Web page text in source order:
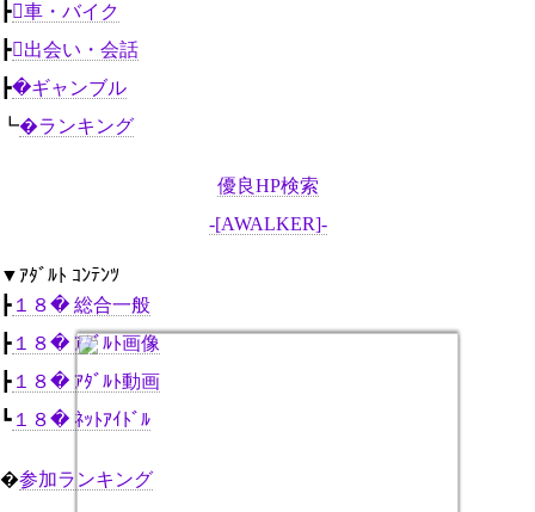
┣車・バイク
┣出会い・会話
┣�ギャンブル
┗�ランキング
優良HP検索
-[AWALKER]-
▼ｱﾀﾞﾙﾄ ｺﾝﾃﾝﾂ
┣ １８� 総合一般
┣ １８� ｱﾀﾞﾙﾄ画像
┣ １８� ｱﾀﾞﾙﾄ動画
┗ １８� ﾈｯﾄｱｲﾄﾞﾙ
�参加ランキング